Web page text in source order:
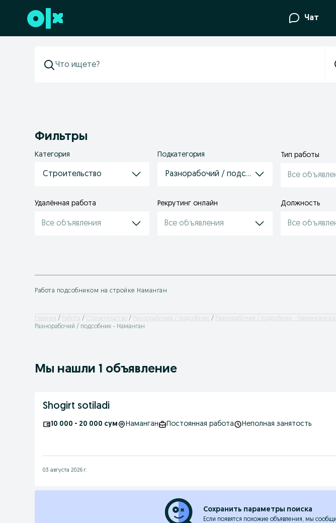
Перейти к нижнему колонтитулу Чат
Фильтры
Категория
Строительство
Подкатегория
Разнорабочий / подсобник
Тип работы
Все
Удалённая работа
Все объявления
Рекрутинг онлайн
Все объявления
Должность
Все
Работа подсобником на стройке Наманган
Главная Работа Строительство Разнорабочий / подсобник
Разнорабочий / подсобник -
Разнорабочий / подсобник - Наманган
Мы нашли 1 объявление
Shogirt sotiladi
10 000 - 20 000 сум Наманган Постоянная работа Неполная занятость
03 августа 2026 г.
Сохранить параметры поиска
Если появятся похожие объявления, мы